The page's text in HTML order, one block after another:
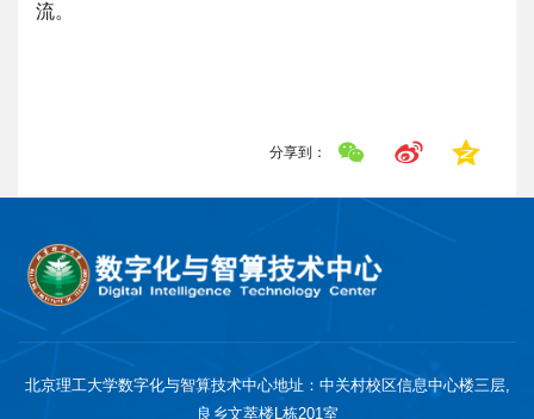
流。
分享到：
北京理工大学数字化与智算技术中心地址：中关村校区信息中心楼三层,
良乡文萃楼L栋201室